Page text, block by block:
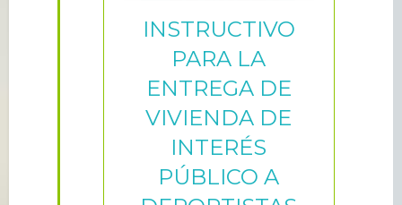
INSTRUCTIVO
PARA LA
ENTREGA DE
VIVIENDA DE
INTERÉS
PÚBLICO A